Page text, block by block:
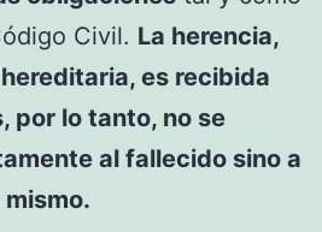
Civil. La herencia,
es recibida
por lo tanto, no se
al fallecido sino a